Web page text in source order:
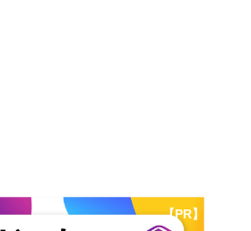
【PR】